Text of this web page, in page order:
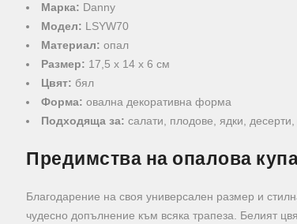
Марка: Danny
Модел: LSYW70
Материал: опал
Размер: 17,5 х 14 х 6 см
Цвят: бял
Форма: овална декоративна форма
Подходяща за: салати, плодове, ядки,
Предимства на опалова
Благодарение на своя универсален размер и
чудесно допълнение към всяка трапеза. Белият